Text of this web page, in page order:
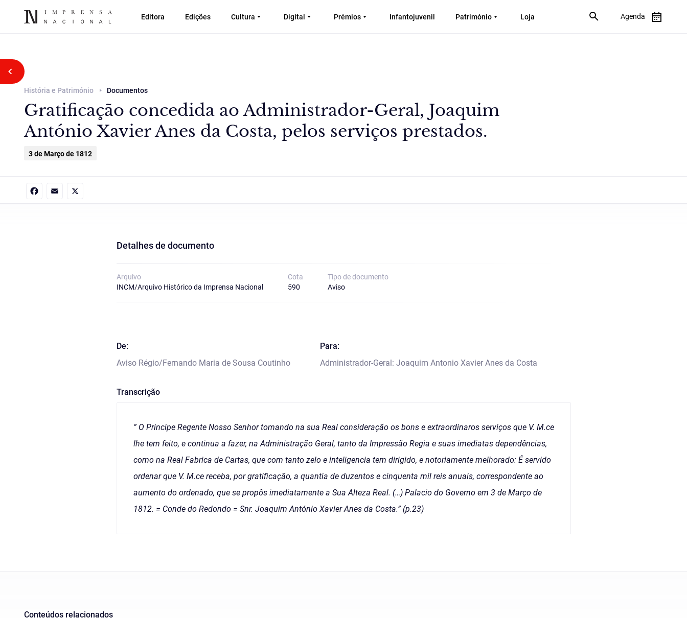
Editora Edições Cultura Digital Prémios Infantojuvenil Património Loja Agenda
Voltar atrás
História e Património Documentos
Gratificação concedida ao Administrador-Geral, Joaquim
António Xavier Anes da Costa, pelos serviços prestados.
3 de Março de 1812
Detalhes de documento
Arquivo
INCM/Arquivo Histórico da Imprensa Nacional
Cota
590
Tipo de documento
Aviso
De:
Aviso Régio/Fernando Maria de Sousa Coutinho
Para:
Administrador-Geral: Joaquim Antonio Xavier Anes da Costa
Transcrição
” O Principe Regente Nosso Senhor tomando na sua Real consideração os bons e extraordinaros serviços que V. M.ce
lhe tem feito, e continua a fazer, na Administração Geral, tanto da Impressão Regia e suas imediatas dependências,
como na Real Fabrica de Cartas, que com tanto zelo e inteligencia tem dirigido, e notoriamente melhorado: É servido
ordenar que V. M.ce receba, por gratificação, a quantia de duzentos e cinquenta mil reis anuais, correspondente ao
aumento do ordenado, que se propôs imediatamente a Sua Alteza Real. (…) Palacio do Governo em 3 de Março de
1812. = Conde do Redondo = Snr. Joaquim António Xavier Anes da Costa.” (p.23)
Conteúdos relacionados